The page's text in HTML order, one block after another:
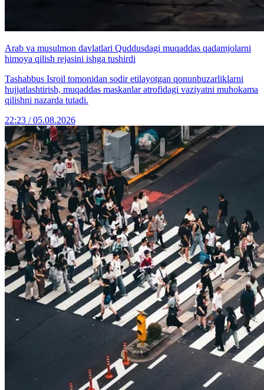
Arab va musulmon davlatlari Quddusdagi muqaddas qadamjolarni
himoya qilish rejasini ishga tushirdi
Tashabbus Isroil tomonidan sodir etilayotgan qonunbuzarliklarni
hujjatlashtirish, muqaddas maskanlar atrofidagi vaziyatni muhokama
qilishni nazarda tutadi.
22:23 / 05.08.2026